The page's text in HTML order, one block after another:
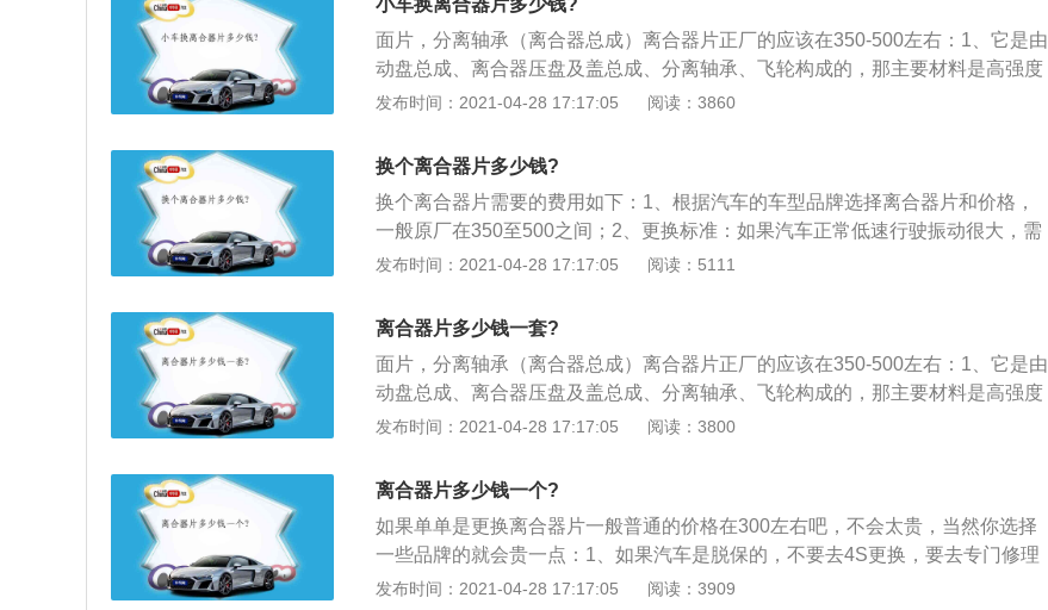
小车换离合器片多少钱?
面片，分离轴承（离合器总成）离合器片正厂的应该在350-500左右：1、它是由
动盘总成、离合器压盘及盖总成、分离轴承、飞轮构成的，那主要材料是高强度
钢、铝合金、球墨铸铁等等；2、作为传动系统上的重要部件，正常使用情况下
这么一个标准；3、离合器盖总成需要经过100万次，分离耐久实验性之后，主要
性能参数仍然为原来的70%到90%。
发布时间：2021-04-28 17:17:05 阅读：3860
换个离合器片多少钱?
换个离合器片需要的费用如下：1、根据汽车的车型品牌选择离合器片和价格，
一般原厂在350至500之间；2、更换标准：如果汽车正常低速行驶振动很大，需
要检查离合器片和压盘。检查离合器片的磨损程度，如果离合器片磨损严重，就
压盘表面非常光滑，证明它能够正常使用。
发布时间：2021-04-28 17:17:05 阅读：5111
离合器片多少钱一套?
面片，分离轴承（离合器总成）离合器片正厂的应该在350-500左右：1、它是由
动盘总成、离合器压盘及盖总成、分离轴承、飞轮构成的，那主要材料是高强度
钢、铝合金、球墨铸铁等等；2、作为传动系统上的重要部件，正常使用情况下
这么一个标准；3、离合器盖总成需要经过100万次，分离耐久实验性之后，主要
性能参数仍然为原来的70%到90%。
发布时间：2021-04-28 17:17:05 阅读：3800
离合器片多少钱一个?
如果单单是更换离合器片一般普通的价格在300左右吧，不会太贵，当然你选择
一些品牌的就会贵一点：1、如果汽车是脱保的，不要去4S更换，要去专门修理
变速箱的店更换，一套离合器片就要做1400左右；2、有些车友找修车店有一点
发布时间：2021-04-28 17:17:05 阅读：3909